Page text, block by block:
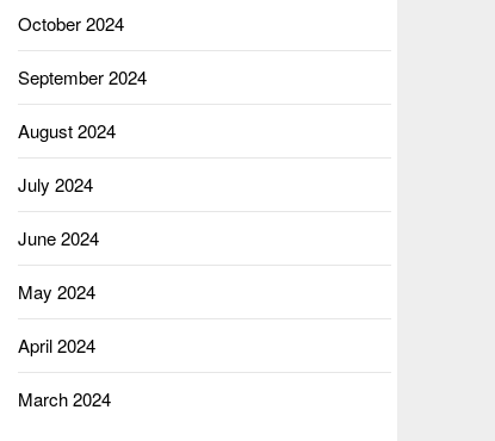
October 2024
September 2024
August 2024
July 2024
June 2024
May 2024
April 2024
March 2024